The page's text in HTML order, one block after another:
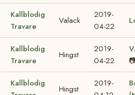
Kallblodig
Travare
Valack
2019-
04-22
Kallblodig
Travare
Hingst
2019-
04-22
Kallblodig
Hingst
2019-